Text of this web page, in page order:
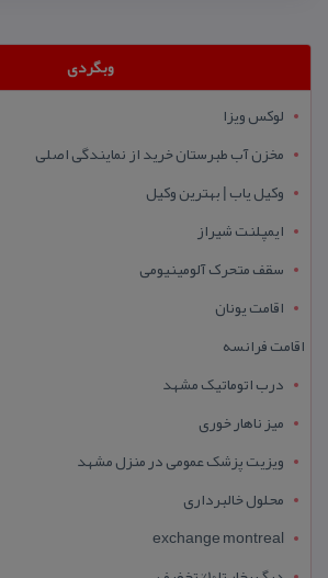
وبگردی
لوکس ویزا
مخزن آب طبرستان خرید از نمایندگی اصلی
وکیل یاب | بهترین وکیل
ایمپلنت شیراز
سقف متحرک آلومینیومی
اقامت یونان
اقامت فرانسه
درب اتوماتیک مشهد
میز ناهار خوری
ویزیت پزشک عمومی در منزل مشهد
محلول خالبرداری
exchange montreal